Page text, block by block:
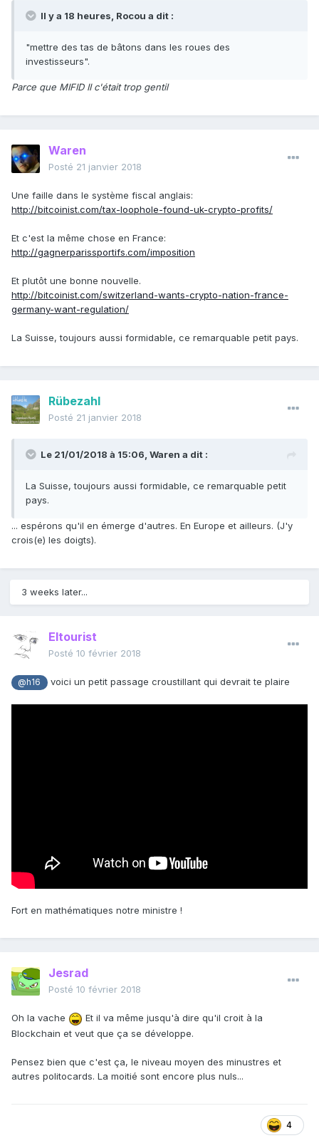
Il y a 18 heures, Rocou a dit :
"mettre des tas de bâtons dans les roues des
investisseurs".
Parce que MIFID II c'était trop gentil
Waren
Posté 21 janvier 2018
Une faille dans le système fiscal anglais:
http://bitcoinist.com/tax-loophole-found-uk-crypto-profits/
Et c'est la même chose en France:
http://gagnerparissportifs.com/imposition
Et plutôt une bonne nouvelle.
http://bitcoinist.com/switzerland-wants-crypto-nation-france-
germany-want-regulation/
La Suisse, toujours aussi formidable, ce remarquable petit pays.
Rübezahl
Posté 21 janvier 2018
Le 21/01/2018 à 15:06, Waren a dit :
La Suisse, toujours aussi formidable, ce remarquable petit
pays.
... espérons qu'il en émerge d'autres. En Europe et ailleurs. (J'y
crois(e) les doigts).
3 weeks later...
Eltourist
Posté 10 février 2018
@h16 voici un petit passage croustillant qui devrait te plaire
Fort en mathématiques notre ministre !
Jesrad
Posté 10 février 2018
Oh la vache
Et il va même jusqu'à dire qu'il croit à la
Blockchain et veut que ça se développe.
Pensez bien que c'est ça, le niveau moyen des minustres et
autres politocards. La moitié sont encore plus nuls...
4